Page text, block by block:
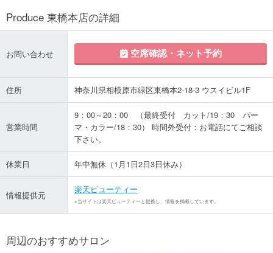
Produce 東橋本店の詳細
お問い合わせ 空席確認・ネット予約
住所 神奈川県相模原市緑区東橋本2-18-3 ウスイビル1F
営業時間
9：00～20：00 （最終受付 カット/19：30 パー
マ・カラー/18：30） 時間外受付：お電話にてご相談
下さい。
休業日 年中無休（1月1日2日3日休み）
情報提供元
楽天ビューティー
※当サイトは楽天ビューティーと提携し、情報を掲載しています。
周辺のおすすめサロン